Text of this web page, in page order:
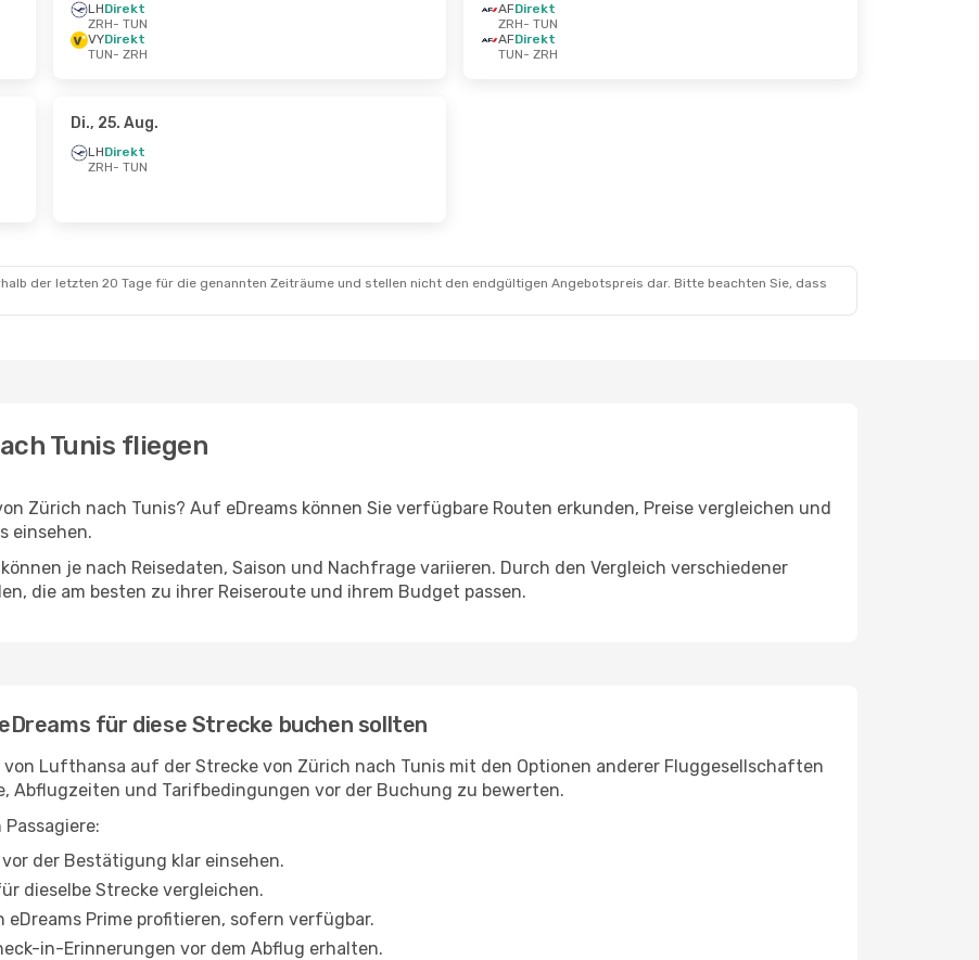
LHDirekt
ZRH- TUN
VYDirekt
TUN- ZRH
AFDirekt
ZRH- TUN
AFDirekt
TUN- ZRH
Di., 25. Aug.
LHDirekt
ZRH- TUN
der letzten 20 Tage für die genannten Zeiträume und stellen nicht den endgültigen Angebotspreis dar. Bitte beachten Sie, dass
Tunis fliegen
Zürich nach Tunis? Auf eDreams können Sie verfügbare Routen erkunden, Preise vergleichen und
einsehen.
je nach Reisedaten, Saison und Nachfrage variieren. Durch den Vergleich verschiedener
die am besten zu ihrer Reiseroute und ihrem Budget passen.
für diese Strecke buchen sollten
von Lufthansa auf der Strecke von Zürich nach Tunis mit den Optionen anderer Fluggesellschaften
Abflugzeiten und Tarifbedingungen vor der Buchung zu bewerten.
der Bestätigung klar einsehen.
dieselbe Strecke vergleichen.
Prime profitieren, sofern verfügbar.
in-Erinnerungen vor dem Abflug erhalten.